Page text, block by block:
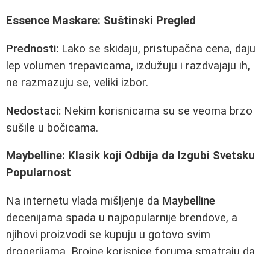
Essence Maskare: Suštinski Pregled
Prednosti: Lako se skidaju, pristupačna cena, daju
lep volumen trepavicama, izdužuju i razdvajaju ih,
ne razmazuju se, veliki izbor.
Nedostaci: Nekim korisnicama su se veoma brzo
sušile u bočicama.
Maybelline: Klasik koji Odbija da Izgubi Svetsku
Popularnost
Na internetu vlada mišljenje da Maybelline
decenijama spada u najpopularnije brendove, a
njihovi proizvodi se kupuju u gotovo svim